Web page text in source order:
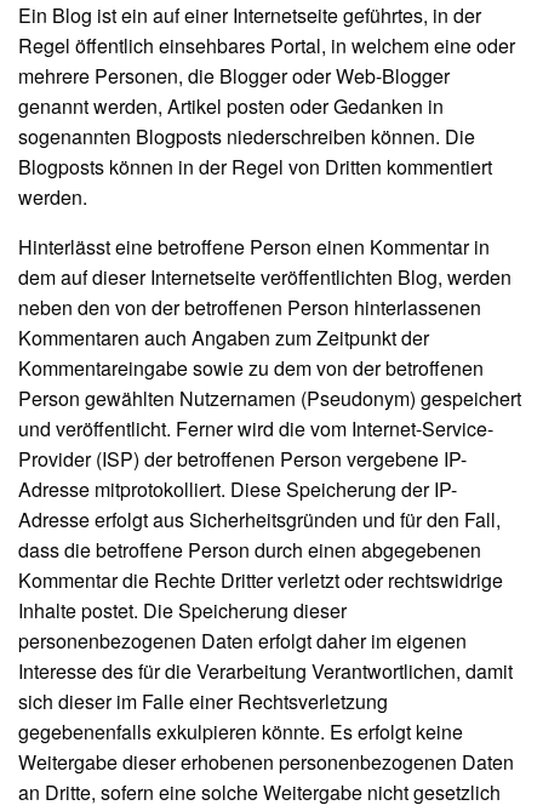
Ein Blog ist ein auf einer Internetseite geführtes, in der
Regel öffentlich einsehbares Portal, in welchem eine oder
mehrere Personen, die Blogger oder Web-Blogger
genannt werden, Artikel posten oder Gedanken in
sogenannten Blogposts niederschreiben können. Die
Blogposts können in der Regel von Dritten kommentiert
werden.
Hinterlässt eine betroffene Person einen Kommentar in
dem auf dieser Internetseite veröffentlichten Blog, werden
neben den von der betroffenen Person hinterlassenen
Kommentaren auch Angaben zum Zeitpunkt der
Kommentareingabe sowie zu dem von der betroffenen
Person gewählten Nutzernamen (Pseudonym) gespeichert
und veröffentlicht. Ferner wird die vom Internet-Service-
Provider (ISP) der betroffenen Person vergebene IP-
Adresse mitprotokolliert. Diese Speicherung der IP-
Adresse erfolgt aus Sicherheitsgründen und für den Fall,
dass die betroffene Person durch einen abgegebenen
Kommentar die Rechte Dritter verletzt oder rechtswidrige
Inhalte postet. Die Speicherung dieser
personenbezogenen Daten erfolgt daher im eigenen
Interesse des für die Verarbeitung Verantwortlichen, damit
sich dieser im Falle einer Rechtsverletzung
gegebenenfalls exkulpieren könnte. Es erfolgt keine
Weitergabe dieser erhobenen personenbezogenen Daten
an Dritte, sofern eine solche Weitergabe nicht gesetzlich